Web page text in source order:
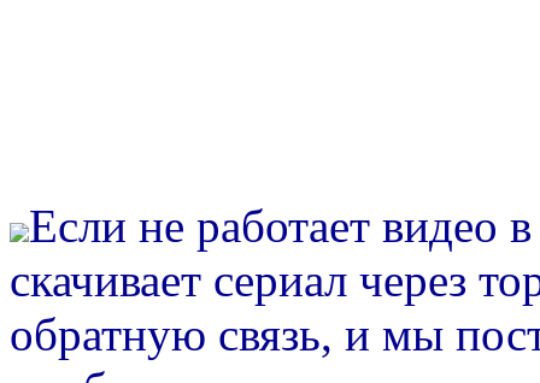
Если не работает видео
скачивает сериал через
обратную связь, и мы